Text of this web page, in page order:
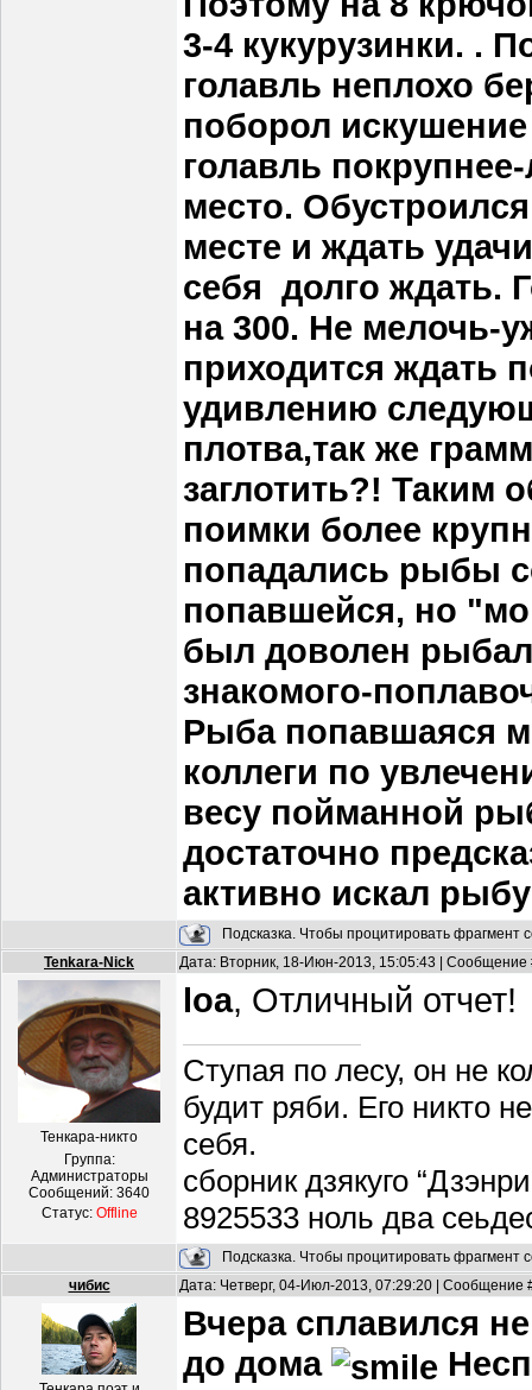
3-4 кукурузинки. .
голавль неплохо
поборол
голавль
место.
месте и ждать
себя долго ждать.
на 300. Не мелочь-
приходится ждать
удивлению
плотва,так же
заглотить?! Таким
поимки более
попадались рыбы
попавшейся, но
был доволен
знакомого-
Рыба попавшаяся
коллеги по
весу пойманной
достаточно
активно искал
Подсказка. Чтобы процитировать фрагмент
Tenkara-Nick
Дата: Вторник, 18-Июн-2013, 15:05:43 |
Тенкара-никто
Группа:
Администраторы
Сообщений: 3640
Статус: Offline
loa, Отличный отчет!
Ступая по лесу, он не
будит ряби. Его никто
себя.
сборник дзякуго
8925533 ноль два
Подсказка. Чтобы процитировать фрагмент
чибис
Дата: Четверг, 04-Июл-2013, 07:29:20 | Сообщение
Вчера сплавился
до дома